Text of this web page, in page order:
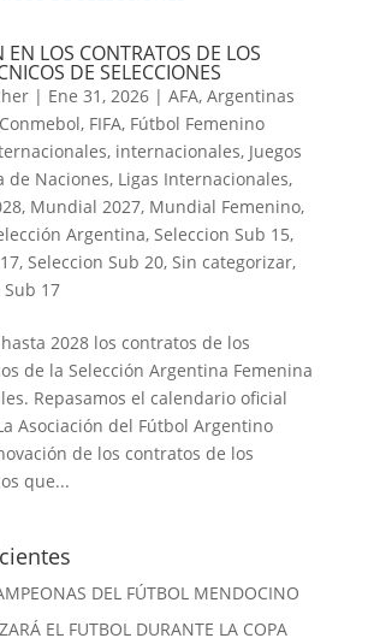
EN LOS CONTRATOS DE LOS
DE SELECCIONES
| Ene 31, 2026| AFA, Argentinas
Conmebol, FIFA, Fútbol Femenino
, internacionales, Juegos
de Naciones, Ligas Internacionales,
, Mundial 2027, Mundial Femenino,
Argentina, Seleccion Sub 15,
, Seleccion Sub 20, Sin categorizar,
17
2028 los contratos de los
de la Selección Argentina Femenina
Repasamos el calendario oficial
Asociación del Fútbol Argentino
de los contratos de los
que...
DEL FÚTBOL MENDOCINO
EL FUTBOL DURANTE LA COPA